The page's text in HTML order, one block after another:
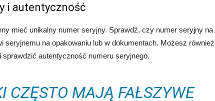
i autentyczność
mieć unikalny numer seryjny. Sprawdź, czy numer seryjny na
seryjnemu na opakowaniu lub w dokumentach. Możesz również
autentyczność numeru seryjnego.
CZĘSTO MAJĄ FAŁSZYWE